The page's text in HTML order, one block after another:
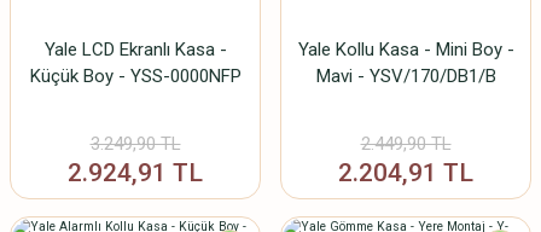
Yale LCD Ekranlı Kasa -
Küçük Boy - YSS-0000NFP
3.249,90 TL
2.924,91 TL
Yale Kollu Kasa - Mini Boy -
Mavi - YSV/170/DB1/B
2.449,90 TL
2.204,91 TL